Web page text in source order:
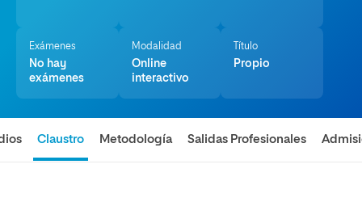
Exámenes
No hay
exámenes
Modalidad
Online
interactivo
Título
Propio
Claustro Metodología Salidas Profesionales